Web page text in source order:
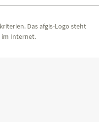
Das afgis-Logo steht
Internet.